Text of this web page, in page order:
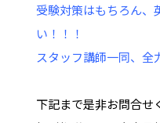
受験対策はもちろん、
い！！！
スタッフ講師一同、全
下記まで是非お問合せ